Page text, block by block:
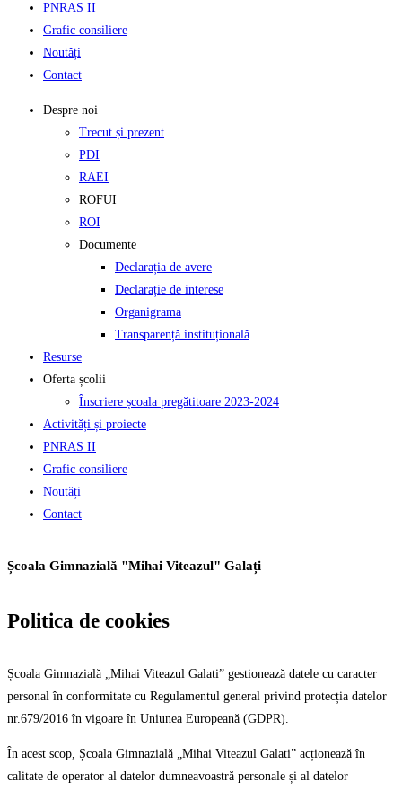
PNRAS II
Grafic consiliere
Noutăți
Contact
Despre noi
Trecut și prezent
PDI
RAEI
ROFUI
ROI
Documente
Declarația de avere
Declarație de interese
Organigrama
Transparență instituțională
Resurse
Oferta școlii
Înscriere școala pregătitoare 2023-2024
Activități și proiecte
PNRAS II
Grafic consiliere
Noutăți
Contact
Școala Gimnazială "Mihai Viteazul" Galați
Politica de cookies
Școala Gimnazială „Mihai Viteazul Galati” gestionează datele cu caracter
personal în conformitate cu Regulamentul general privind protecția datelor
nr.679/2016 în vigoare în Uniunea Europeană (GDPR).
În acest scop, Școala Gimnazială „Mihai Viteazul Galati” acționează în
calitate de operator al datelor dumneavoastră personale și al datelor